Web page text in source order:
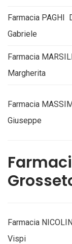
Farmacia PAGHI
Gabriele
Farmacia
Margherita
Farmacia
Giuseppe
Farmacia
Vispi